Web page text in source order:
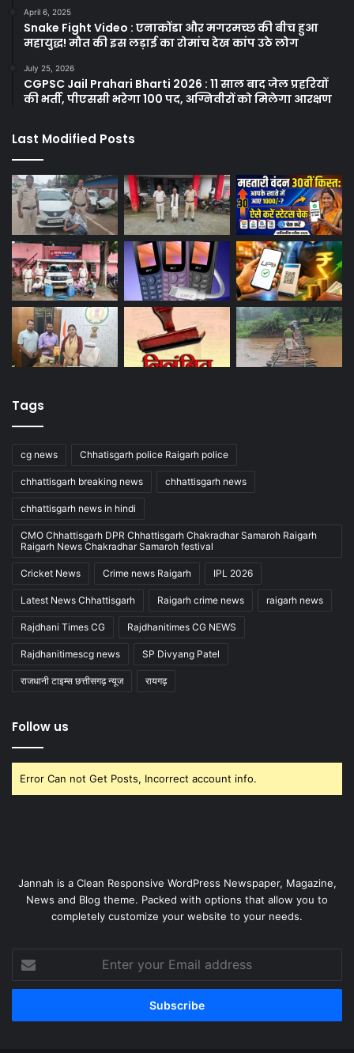
April 6, 2025
Snake Fight Video : एनाकोंडा और मगरमच्छ की बीच हुआ
महायुद्ध! मौत की इस लड़ाई का रोमांच देख कांप उठे लोग
July 25, 2026
CGPSC Jail Prahari Bharti 2026 : 11 साल बाद जेल प्रहरियों
की भर्ती, पीएससी भरेगा 100 पद, अग्निवीरों को मिलेगा आरक्षण
Last Modified Posts
Tags
cg news Chhatisgarh police Raigarh police
chhattisgarh breaking news chhattisgarh news
chhattisgarh news in hindi
CMO Chhattisgarh DPR Chhattisgarh Chakradhar Samaroh Raigarh
Raigarh News Chakradhar Samaroh festival
Cricket News Crime news Raigarh IPL 2026
Latest News Chhattisgarh Raigarh crime news raigarh news
Rajdhani Times CG Rajdhanitimes CG NEWS
Rajdhanitimescg news SP Divyang Patel
राजधानी टाइम्स छत्तीसगढ़ न्यूज रायगढ़
Follow us
Error Can not Get Posts, Incorrect account info.
Jannah is a Clean Responsive WordPress Newspaper, Magazine,
News and Blog theme. Packed with options that allow you to
completely customize your website to your needs.
your
Email